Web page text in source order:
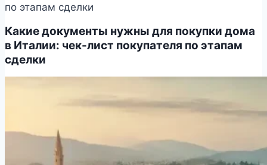
по этапам сделки
Какие документы нужны для покупки дома
в Италии: чек-лист покупателя по этапам
сделки